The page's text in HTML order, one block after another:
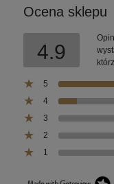
Ocena sklepu
4.9
5
4
3
2
1